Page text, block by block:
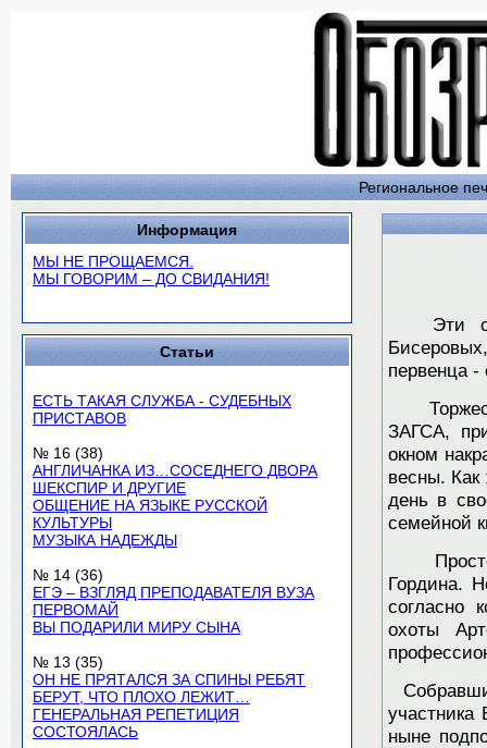
Региональное
Информация
МЫ НЕ ПРОЩАЕМСЯ.
МЫ ГОВОРИМ – ДО СВИДАНИЯ!
Статьи
ЕСТЬ ТАКАЯ СЛУЖБА - СУДЕБНЫХ
ПРИСТАВОВ
№ 16 (38)
АНГЛИЧАНКА ИЗ…СОСЕДНЕГО ДВОРА
ШЕКСПИР И ДРУГИЕ
ОБЩЕНИЕ НА ЯЗЫКЕ РУССКОЙ
КУЛЬТУРЫ
МУЗЫКА НАДЕЖДЫ
№ 14 (36)
ЕГЭ – ВЗГЛЯД ПРЕПОДАВАТЕЛЯ ВУЗА
ПЕРВОМАЙ
ВЫ ПОДАРИЛИ МИРУ СЫНА
№ 13 (35)
ОН НЕ ПРЯТАЛСЯ ЗА СПИНЫ РЕБЯТ
БЕРУТ, ЧТО ПЛОХО ЛЕЖИТ…
ГЕНЕРАЛЬНАЯ РЕПЕТИЦИЯ
СОСТОЯЛАСЬ
Эти
первенца
ЗАГСА,
окном
весны.
день в
семейной
Просто
Гордина.
согласно
охоты
участника
ныне